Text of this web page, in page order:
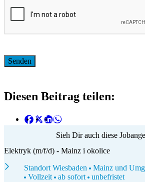
Diesen Beitrag teilen:
Sieh Dir auch diese
Elektryk (m/f/d) - Mainz i okolice
Standort Wiesbaden
Mainz und
Vollzeit
ab sofort unbefristet